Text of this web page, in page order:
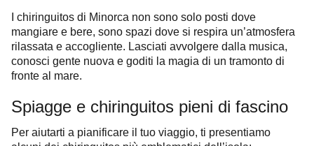
I chiringuitos di Minorca non sono solo posti dove
mangiare e bere, sono spazi dove si respira un’atmosfera
rilassata e accogliente. Lasciati avvolgere dalla musica,
conosci gente nuova e goditi la magia di un tramonto di
fronte al mare.
Spiagge e chiringuitos pieni di fascino
Per aiutarti a pianificare il tuo viaggio, ti presentiamo